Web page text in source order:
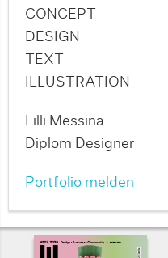
CONCEPT
DESIGN
TEXT
ILLUSTRATION
Lilli Messina
Diplom Designer
Portfolio melden